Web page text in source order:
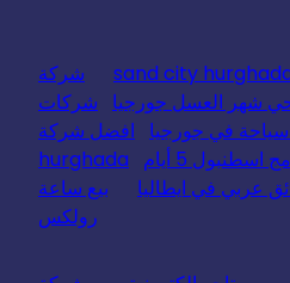
sand city
شركة
شهر العسل جورجيا
شركات
في جورجيا
افضل شركة
اسطنبول 5 أيام
hurghada
عربي في ايطاليا
بيع ساعة
رولكس